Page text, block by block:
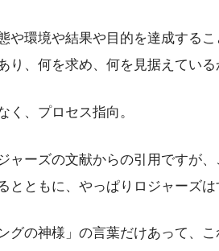
や環境や結果や目的を達成する
り、何を求め、何を見据えている
く、プロセス指向。
ャーズの文献からの引用ですが
とともに、やっぱりロジャーズ
グの神様」の言葉だけあって、